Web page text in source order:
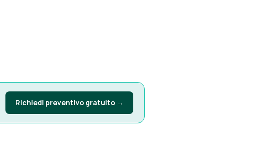
Richiedi preventivo gratuito →